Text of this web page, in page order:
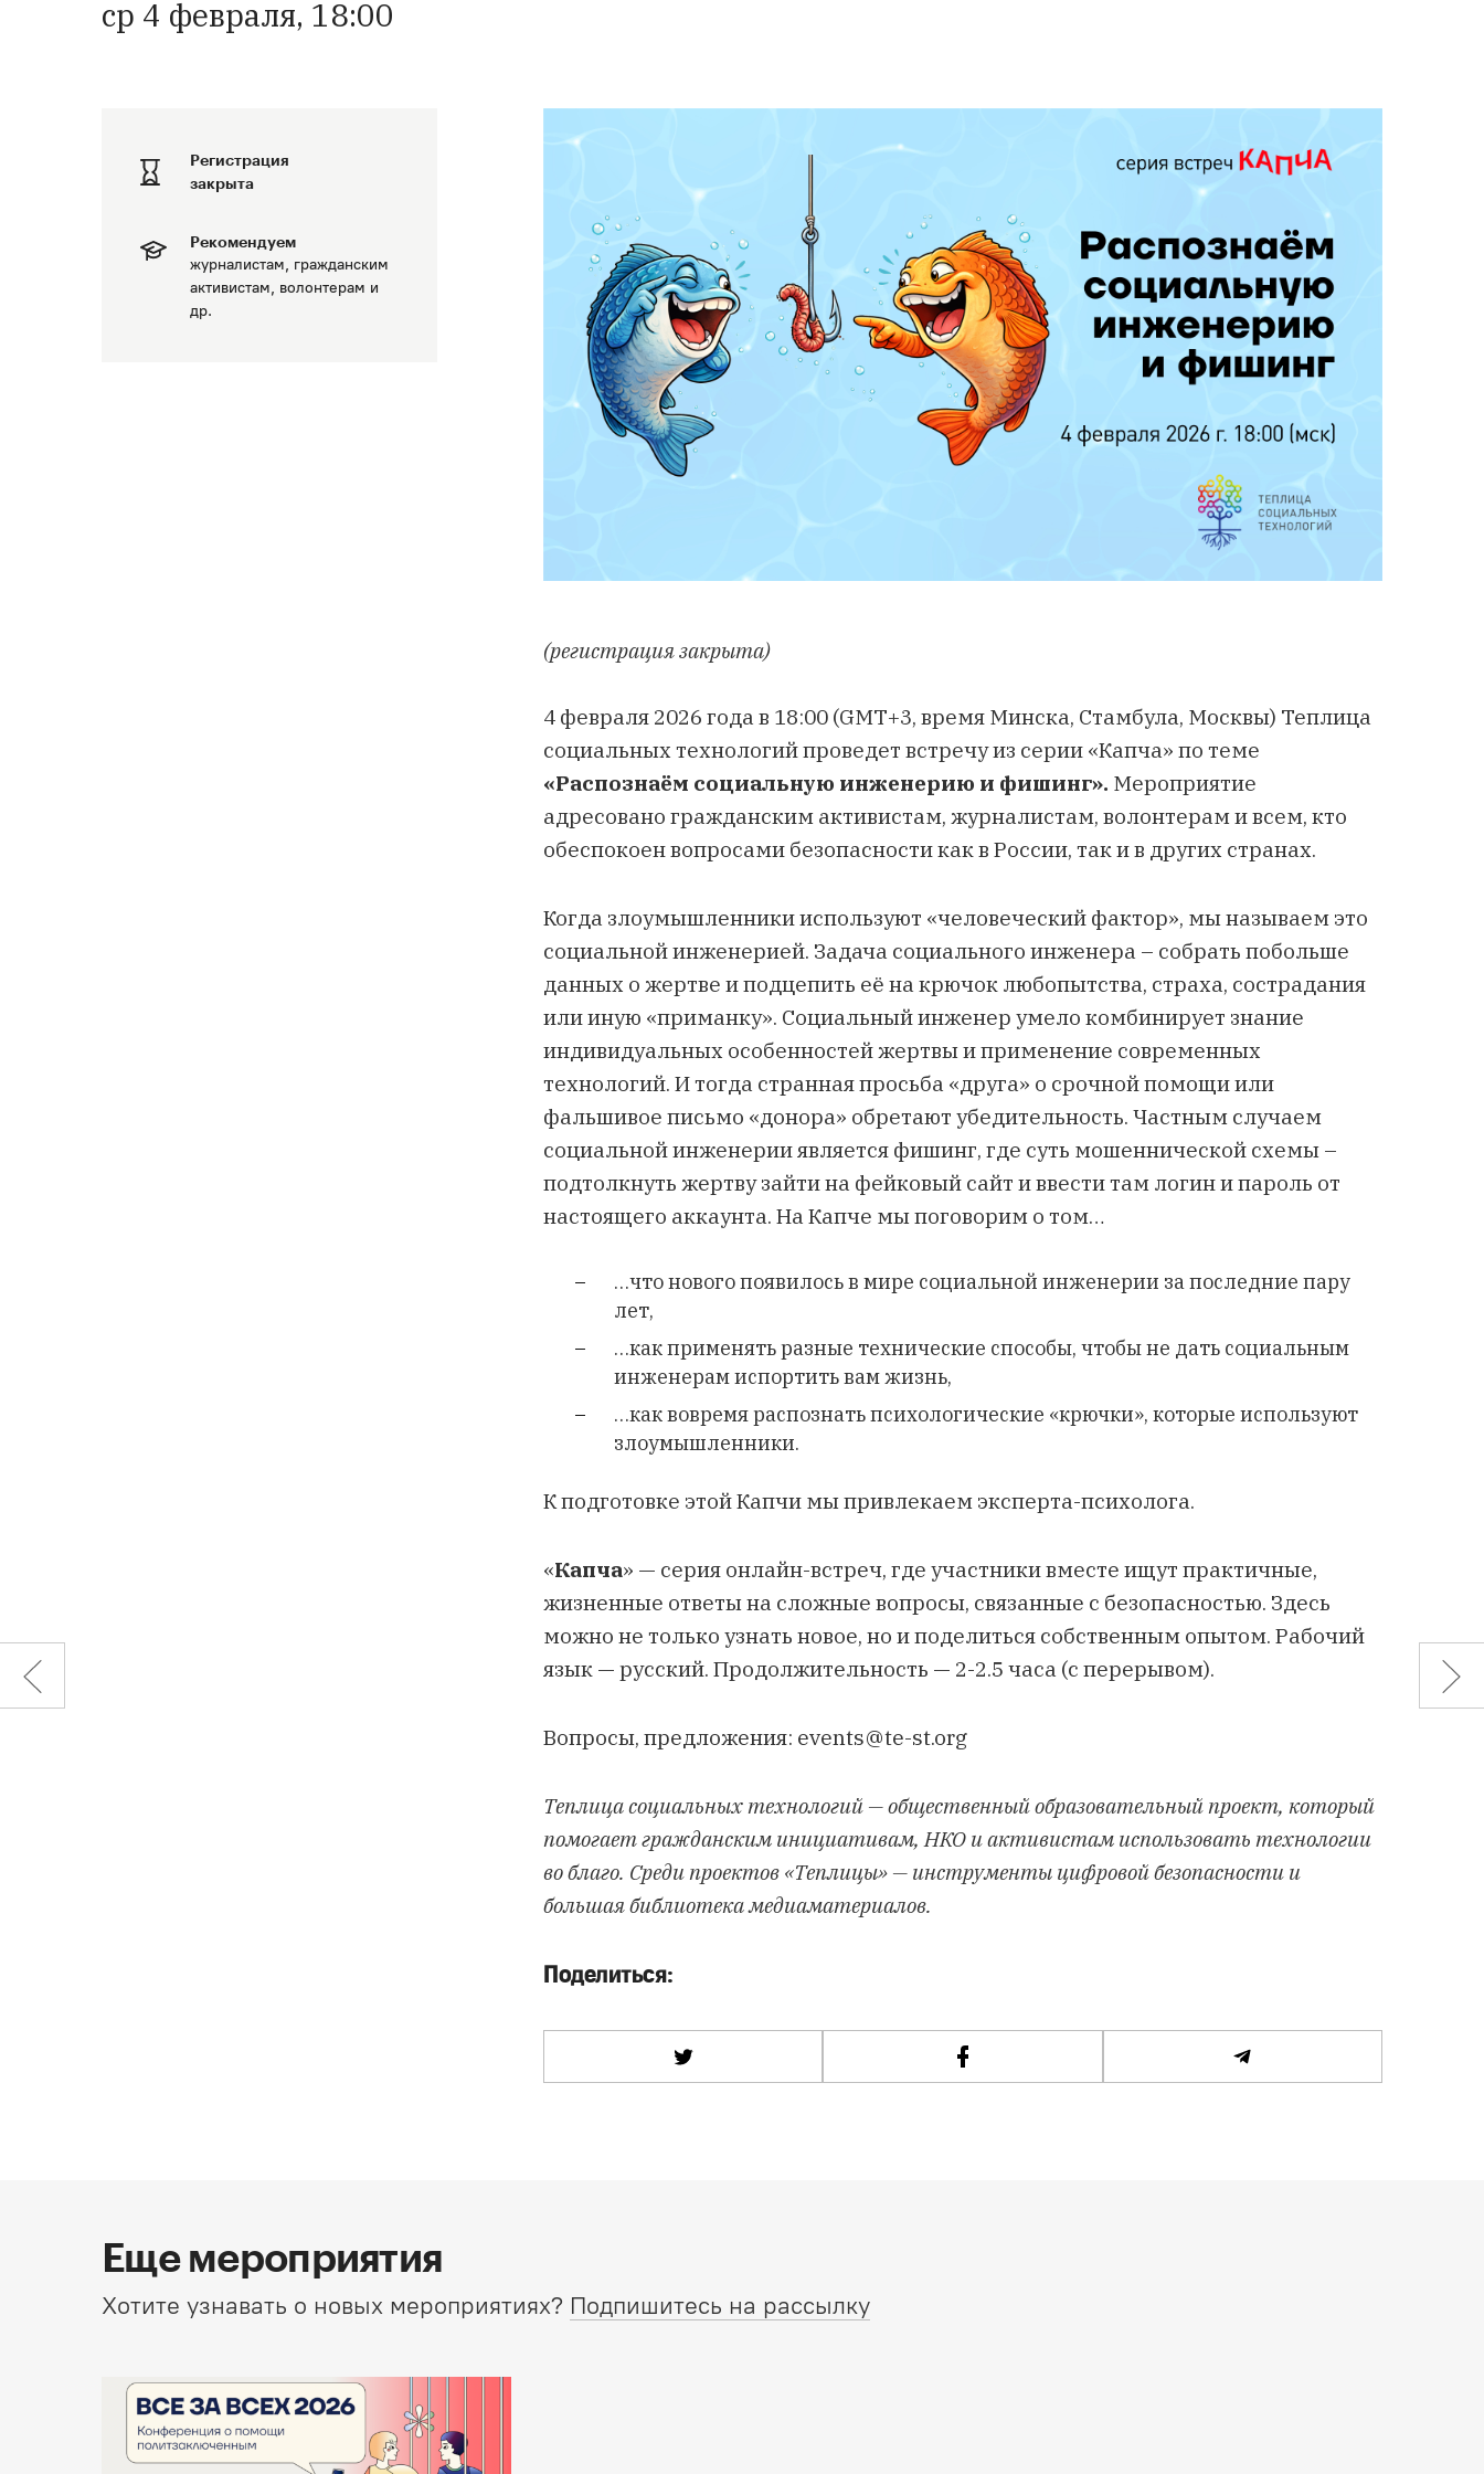
ср 4 февраля, 18:00
Регистрация
закрыта
Рекомендуем
журналистам, гражданским
активистам, волонтерам и
др.
(регистрация закрыта)
4 февраля 2026 года в 18:00 (GMT+3, время Минска, Стамбула, Москвы) Теплица
социальных технологий проведет встречу из серии «Капча» по теме
«Распознаём социальную инженерию и фишинг». Мероприятие
адресовано гражданским активистам, журналистам, волонтерам и всем, кто
обеспокоен вопросами безопасности как в России, так и в других странах.
Когда злоумышленники используют «человеческий фактор», мы называем это
социальной инженерией. Задача социального инженера – собрать побольше
данных о жертве и подцепить её на крючок любопытства, страха, сострадания
или иную «приманку». Социальный инженер умело комбинирует знание
индивидуальных особенностей жертвы и применение современных
технологий. И тогда странная просьба «друга» о срочной помощи или
фальшивое письмо «донора» обретают убедительность. Частным случаем
социальной инженерии является фишинг, где суть мошеннической схемы –
подтолкнуть жертву зайти на фейковый сайт и ввести там логин и пароль от
настоящего аккаунта. На Капче мы поговорим о том…
…что нового появилось в мире социальной инженерии за последние пару
лет,
…как применять разные технические способы, чтобы не дать социальным
инженерам испортить вам жизнь,
…как вовремя распознать психологические «крючки», которые используют
злоумышленники.
К подготовке этой Капчи мы привлекаем эксперта-психолога.
«Капча» — серия онлайн-встреч, где участники вместе ищут практичные,
жизненные ответы на сложные вопросы, связанные с безопасностью. Здесь
можно не только узнать новое, но и поделиться собственным опытом. Рабочий
язык — русский. Продолжительность — 2-2.5 часа (с перерывом).
Вопросы, предложения: events@te-st.org
Теплица социальных технологий — общественный образовательный проект, который
помогает гражданским инициативам, НКО и активистам использовать технологии
во благо. Среди проектов «Теплицы» — инструменты цифровой безопасности и
большая библиотека медиаматериалов.
Поделиться:
Еще мероприятия
Хотите узнавать о новых мероприятиях? Подпишитесь на рассылку